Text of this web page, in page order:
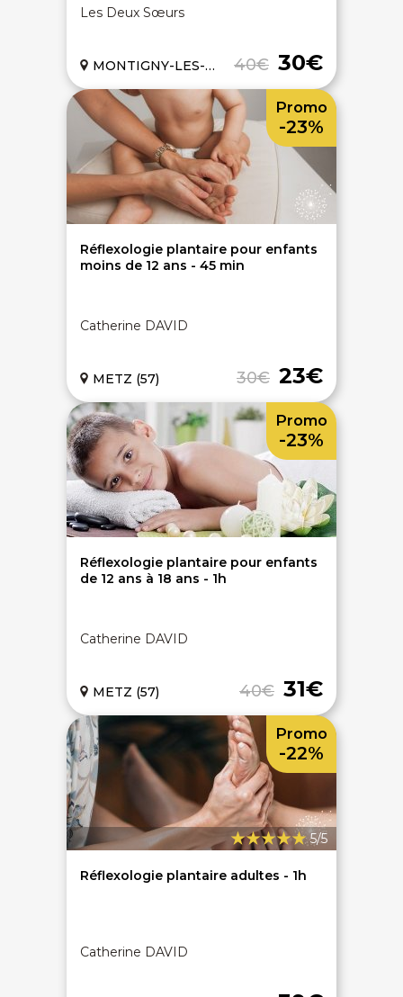
Les Deux Sœurs
40€ 30€
MONTIGNY-LES-METZ (57)
Réflexologie plantaire pour enfants
moins de 12 ans - 45 min
Catherine DAVID
30€ 23€
METZ (57)
Promo
-23%
Réflexologie plantaire pour enfants
de 12 ans à 18 ans - 1h
Catherine DAVID
40€ 31€
METZ (57)
Promo
-23%
5/5
Réflexologie plantaire adultes - 1h
Catherine DAVID
Promo
-22%